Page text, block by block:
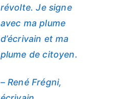
révolte. Je signe
avec ma plume
d’écrivain et ma
plume de citoyen.
– René Frégni,